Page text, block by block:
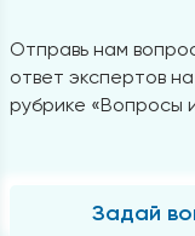
Отправь нам
ответ экспертов
рубрике «Вопросы
Задай